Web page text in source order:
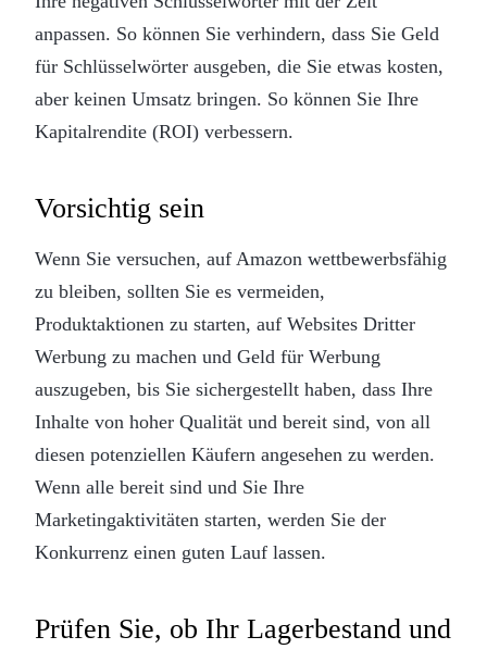
anpassen. So können Sie verhindern, dass Sie Geld
für Schlüsselwörter ausgeben, die Sie etwas kosten,
aber keinen Umsatz bringen. So können Sie Ihre
Kapitalrendite (ROI) verbessern.
Vorsichtig sein
Wenn Sie versuchen, auf Amazon wettbewerbsfähig
zu bleiben, sollten Sie es vermeiden,
Produktaktionen zu starten, auf Websites Dritter
Werbung zu machen und Geld für Werbung
auszugeben, bis Sie sichergestellt haben, dass Ihre
Inhalte von hoher Qualität und bereit sind, von all
diesen potenziellen Käufern angesehen zu werden.
Wenn alle bereit sind und Sie Ihre
Marketingaktivitäten starten, werden Sie der
Konkurrenz einen guten Lauf lassen.
Prüfen Sie, ob Ihr Lagerbestand und